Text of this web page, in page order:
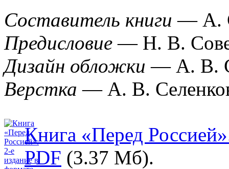
Составитель книги — А.
Предисловие — Н. В.
Дизайн обложки — А. В.
Верстка — А. В.
Книга «Перед
PDF (3.37 Мб).